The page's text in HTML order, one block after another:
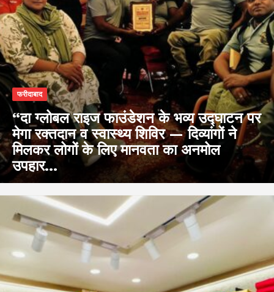
फरीदाबाद
“दा ग्लोबल राइज फाउंडेशन के भव्य उद्घाटन पर
मेगा रक्तदान व स्वास्थ्य शिविर — दिव्यांगों ने
मिलकर लोगों के लिए मानवता का अनमोल
उपहार...